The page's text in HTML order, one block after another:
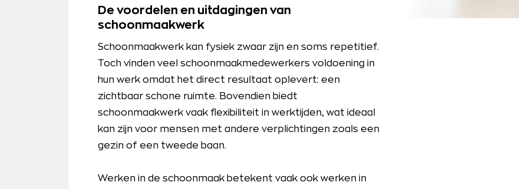
De voordelen en uitdagingen van
schoonmaakwerk
Schoonmaakwerk kan fysiek zwaar zijn en soms repetitief.
Toch vinden veel schoonmaakmedewerkers voldoening in
hun werk omdat het direct resultaat oplevert: een
zichtbaar schone ruimte. Bovendien biedt
schoonmaakwerk vaak flexibiliteit in werktijden, wat ideaal
kan zijn voor mensen met andere verplichtingen zoals een
gezin of een tweede baan.
Werken in de schoonmaak betekent vaak ook werken in